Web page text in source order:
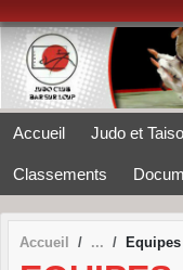
Accueil
Classements
Accueil Equipes